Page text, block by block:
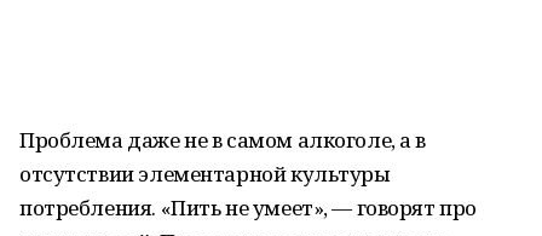
Проблема даже не в самом алкоголе, а в
отсутствии элементарной культуры
потребления. «Пить не умеет», — говорят про